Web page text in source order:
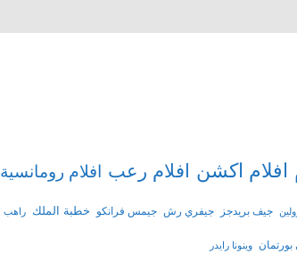
افلام اكشن افلام رعب افلام رومانسية
جيف بريدجز جيفري رش جيمس فرانكو خطبة الملك راهب
بورتمان وينونا رايدر